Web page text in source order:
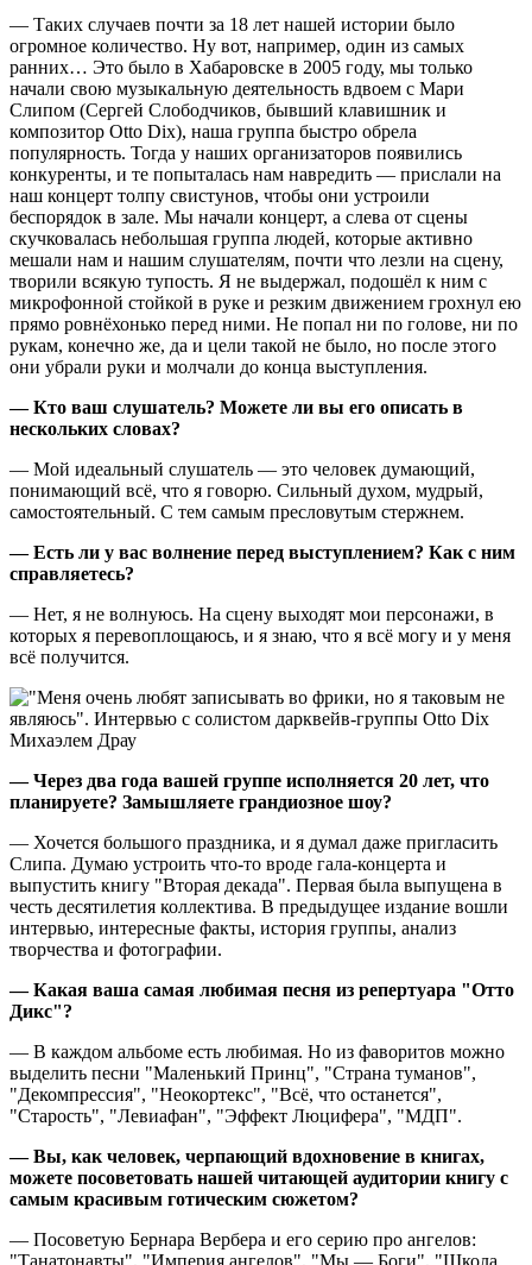
— Таких случаев почти за 18 лет нашей истории было
огромное количество. Ну вот, например, один из самых
ранних… Это было в Хабаровске в 2005 году, мы только
начали свою музыкальную деятельность вдвоем с Мари
Слипом (Сергей Слободчиков, бывший клавишник и
композитор Otto Dix), наша группа быстро обрела
популярность. Тогда у наших организаторов появились
конкуренты, и те попыталась нам навредить — прислали на
наш концерт толпу свистунов, чтобы они устроили
беспорядок в зале. Мы начали концерт, а слева от сцены
скучковалась небольшая группа людей, которые активно
мешали нам и нашим слушателям, почти что лезли на сцену,
творили всякую тупость. Я не выдержал, подошёл к ним с
микрофонной стойкой в руке и резким движением грохнул ею
прямо ровнёхонько перед ними. Не попал ни по голове, ни по
рукам, конечно же, да и цели такой не было, но после этого
они убрали руки и молчали до конца выступления.
— Кто ваш слушатель? Можете ли вы его описать в
нескольких словах?
— Мой идеальный слушатель — это человек думающий,
понимающий всё, что я говорю. Сильный духом, мудрый,
самостоятельный. С тем самым пресловутым стержнем.
— Есть ли у вас волнение перед выступлением? Как с ним
справляетесь?
— Нет, я не волнуюсь. На сцену выходят мои персонажи, в
которых я перевоплощаюсь, и я знаю, что я всё могу и у меня
всё получится.
— Через два года вашей группе исполняется 20 лет, что
планируете? Замышляете грандиозное шоу?
— Хочется большого праздника, и я думал даже пригласить
Слипа. Думаю устроить что-то вроде гала-концерта и
выпустить книгу "Вторая декада". Первая была выпущена в
честь десятилетия коллектива. В предыдущее издание вошли
интервью, интересные факты, история группы, анализ
творчества и фотографии.
— Какая ваша самая любимая песня из репертуара "Отто
Дикс"?
— В каждом альбоме есть любимая. Но из фаворитов можно
выделить песни "Маленький Принц", "Страна туманов",
"Декомпрессия", "Неокортекс", "Всё, что останется",
"Старость", "Левиафан", "Эффект Люцифера", "МДП".
— Вы, как человек, черпающий вдохновение в книгах,
можете посоветовать нашей читающей аудитории книгу с
самым красивым готическим сюжетом?
— Посоветую Бернара Вербера и его серию про ангелов:
"Танатонавты", "Империя ангелов", "Мы — Боги", "Школа